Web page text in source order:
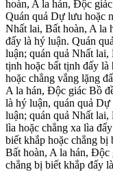
hoàn, A la hán, Độc
Quán quả Dự lưu hoặc
Nhất lai, Bất hoàn, A la
đấy là hý luận. Quán
luận; quán quả Nhất
tịnh hoặc bất tịnh đấy
hoặc chẳng vắng lặng
A la hán, Độc giác Bồ
là hý luận, quán quả
luận; quán quả Nhất
lìa hoặc chẳng xa lìa
biết khắp hoặc chẳng bị
Bất hoàn, A la hán, Độc
chẳng bị biết khắp đấy